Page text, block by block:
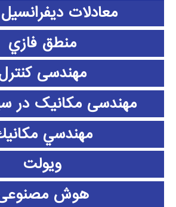
معادلات دیفرانسیل ODE
منطق فازي
مهندسی
مهندسی مکانیک در
مهندسي
ویولت
هوش